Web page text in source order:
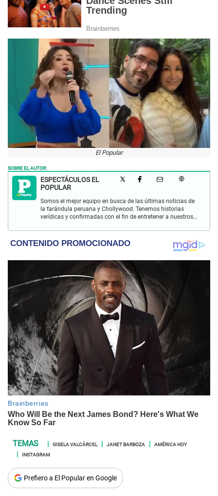
El Popular
SOBRE EL AUTOR:
ESPECTÁCULOS EL
POPULAR
Somos el mejor equipo en busca de las últimas noticias de
la farándula peruana y Chollywood. Tenemos historias
verídicas y confirmadas con el fin de entretener a nuestros
GISELA VALCÁRCEL JANET BARBOZA
AMÉRICA HOY
INSTAGRAM
Prefiero a El Popular en Google